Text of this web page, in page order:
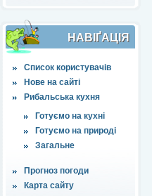
НАВІҐАЦІЯ
Список користувачів
Нове на сайті
Рибальська кухня
Готуємо на кухні
Готуємо на природі
Загальне
Прогноз погоди
Карта сайту